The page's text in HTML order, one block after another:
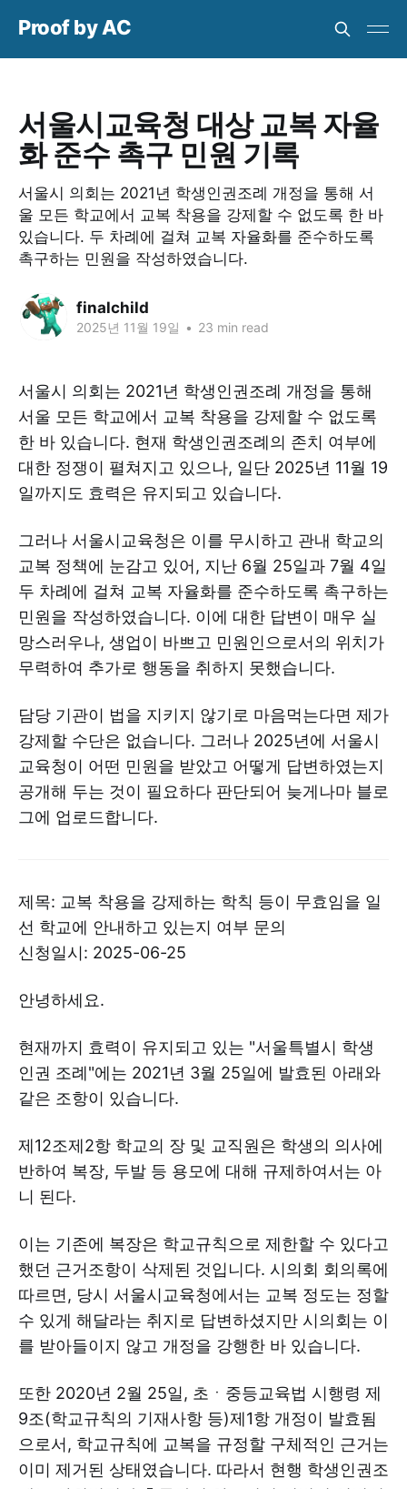
Proof by AC
서울시교육청 대상 교복 자율
화 준수 촉구 민원 기록
서울시 의회는 2021년 학생인권조례 개정을 통해 서
울 모든 학교에서 교복 착용을 강제할 수 없도록 한 바
있습니다. 두 차례에 걸쳐 교복 자율화를 준수하도록
촉구하는 민원을 작성하였습니다.
finalchild
2025년 11월 19일 • 23 min read
서울시 의회는 2021년 학생인권조례 개정을 통해
서울 모든 학교에서 교복 착용을 강제할 수 없도록
한 바 있습니다. 현재 학생인권조례의 존치 여부에
대한 정쟁이 펼쳐지고 있으나, 일단 2025년 11월 19
일까지도 효력은 유지되고 있습니다.
그러나 서울시교육청은 이를 무시하고 관내 학교의
교복 정책에 눈감고 있어, 지난 6월 25일과 7월 4일
두 차례에 걸쳐 교복 자율화를 준수하도록 촉구하는
민원을 작성하였습니다. 이에 대한 답변이 매우 실
망스러우나, 생업이 바쁘고 민원인으로서의 위치가
무력하여 추가로 행동을 취하지 못했습니다.
담당 기관이 법을 지키지 않기로 마음먹는다면 제가
강제할 수단은 없습니다. 그러나 2025년에 서울시
교육청이 어떤 민원을 받았고 어떻게 답변하였는지
공개해 두는 것이 필요하다 판단되어 늦게나마 블로
그에 업로드합니다.
제목: 교복 착용을 강제하는 학칙 등이 무효임을 일
선 학교에 안내하고 있는지 여부 문의
신청일시: 2025-06-25
안녕하세요.
현재까지 효력이 유지되고 있는 "서울특별시 학생
인권 조례"에는 2021년 3월 25일에 발효된 아래와
같은 조항이 있습니다.
제12조제2항 학교의 장 및 교직원은 학생의 의사에
반하여 복장, 두발 등 용모에 대해 규제하여서는 아
니 된다.
이는 기존에 복장은 학교규칙으로 제한할 수 있다고
했던 근거조항이 삭제된 것입니다. 시의회 회의록에
따르면, 당시 서울시교육청에서는 교복 정도는 정할
수 있게 해달라는 취지로 답변하셨지만 시의회는 이
를 받아들이지 않고 개정을 강행한 바 있습니다.
또한 2020년 2월 25일, 초ㆍ중등교육법 시행령 제
9조(학교규칙의 기재사항 등)제1항 개정이 발효됨
으로서, 학교규칙에 교복을 규정할 구체적인 근거는
이미 제거된 상태였습니다. 따라서 현행 학생인권조